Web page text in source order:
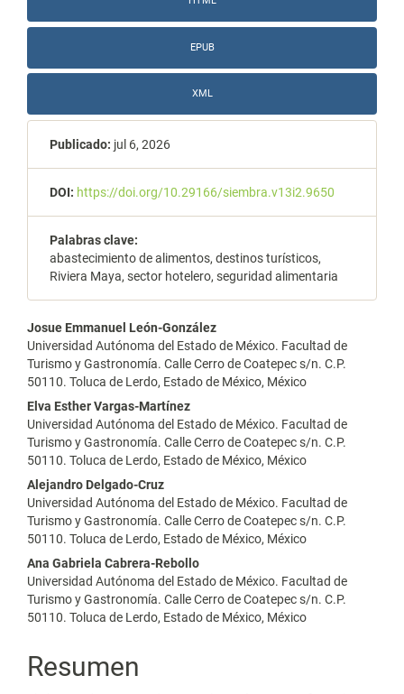
EPUB
XML
Publicado: jul 6, 2026
DOI: https://doi.org/10.29166/siembra.v13i2.9650
Palabras clave:
abastecimiento de alimentos, destinos turísticos,
Riviera Maya, sector hotelero, seguridad alimentaria
Contenido
principal
del
artículo
Josue Emmanuel León-González
Universidad Autónoma del Estado de México. Facultad de
Turismo y Gastronomía. Calle Cerro de Coatepec s/n. C.P.
50110. Toluca de Lerdo, Estado de México, México
Elva Esther Vargas-Martínez
Universidad Autónoma del Estado de México. Facultad de
Turismo y Gastronomía. Calle Cerro de Coatepec s/n. C.P.
50110. Toluca de Lerdo, Estado de México, México
Alejandro Delgado-Cruz
Universidad Autónoma del Estado de México. Facultad de
Turismo y Gastronomía. Calle Cerro de Coatepec s/n. C.P.
50110. Toluca de Lerdo, Estado de México, México
Ana Gabriela Cabrera-Rebollo
Universidad Autónoma del Estado de México. Facultad de
Turismo y Gastronomía. Calle Cerro de Coatepec s/n. C.P.
50110. Toluca de Lerdo, Estado de México, México
Resumen